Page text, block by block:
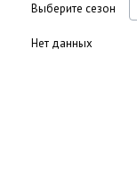
Выберите сезон
Нет данных